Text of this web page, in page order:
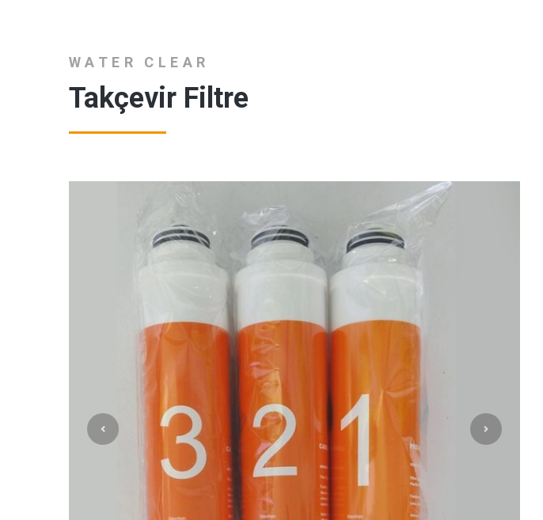
WATER CLEAR
Takçevir Filtre